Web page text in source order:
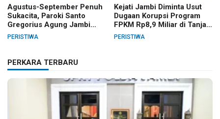
Agustus-September Penuh
Sukacita, Paroki Santo
Gregorius Agung Jambi
Gelar Berbagai Kegiatan
PERISTIWA
Kejati Jambi Diminta Usut
Dugaan Korupsi Program
FPKM Rp8,9 Miliar di Tanjab
Barat
PERISTIWA
PERKARA TERBARU